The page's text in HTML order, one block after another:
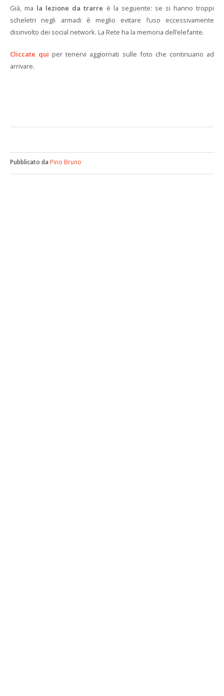
Già, ma la lezione da trarre è la seguente: se si hanno troppi
scheletri negli armadi è meglio evitare l’uso eccessivamente
disinvolto dei social network. La Rete ha la memoria dell’elefante.
Cliccate qui per tenervi aggiornati sulle foto che continuano ad
arrivare.
Pubblicato da Pino Bruno